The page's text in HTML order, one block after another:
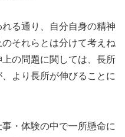
る通り、自分自身の精神
それらとは分けて考えね
の問題に関しては、長所
より長所が伸びることに
・体験の中で一所懸命に